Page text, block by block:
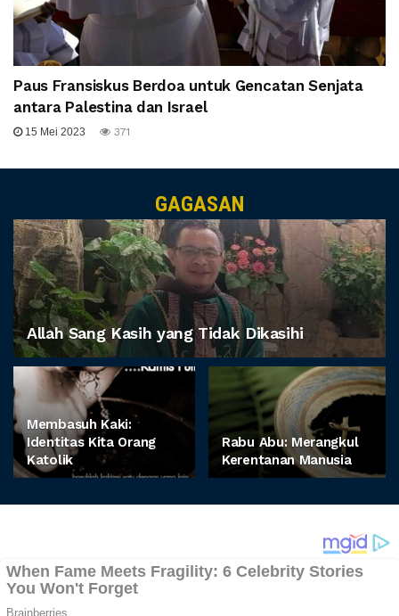
Paus Fransiskus Berdoa untuk Gencatan Senjata
antara Palestina dan Israel
15 Mei 2023 371
GAGASAN
Allah Sang Kasih yang Tidak Dikasihi
Membasuh Kaki:
Identitas Kita Orang
Katolik
Rabu Abu: Merangkul
Kerentanan Manusia